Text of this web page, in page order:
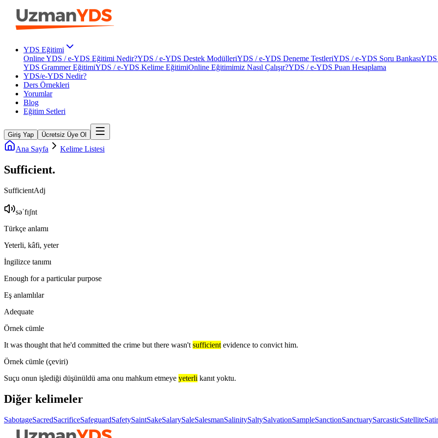
YDS Eğitimi
Online YDS / e-YDS Eğitimi Nedir?YDS / e-YDS Destek ModülleriYDS / e-YDS Deneme TestleriYDS / e-YDS Soru BankasıYDS
YDS Grammer EğitimiYDS / e-YDS Kelime EğitimiOnline Eğitimimiz Nasıl Çalışır?YDS / e-YDS Puan Hesaplama
YDS/e-YDS Nedir?
Ders Örnekleri
Yorumlar
Blog
Eğitim Setleri
Giriş Yap Ücretsiz Üye Ol
Ana Sayfa Kelime Listesi
Sufficient.
SufficientAdj
səˈfɪʃnt
Türkçe anlamı
Yeterli, kâfi, yeter
İngilizce tanımı
Enough for a particular purpose
Eş anlamlılar
Adequate
Örnek cümle
It was thought that he'd committed the crime but there wasn't sufficient evidence to convict him.
Örnek cümle (çeviri)
Suçu onun işlediği düşünüldü ama onu mahkum etmeye yeterli kanıt yoktu.
Diğer kelimeler
SabotageSacredSacrificeSafeguardSafetySaintSakeSalarySaleSalesmanSalinitySaltySalvationSampleSanctionSanctuarySarcasticSatellite